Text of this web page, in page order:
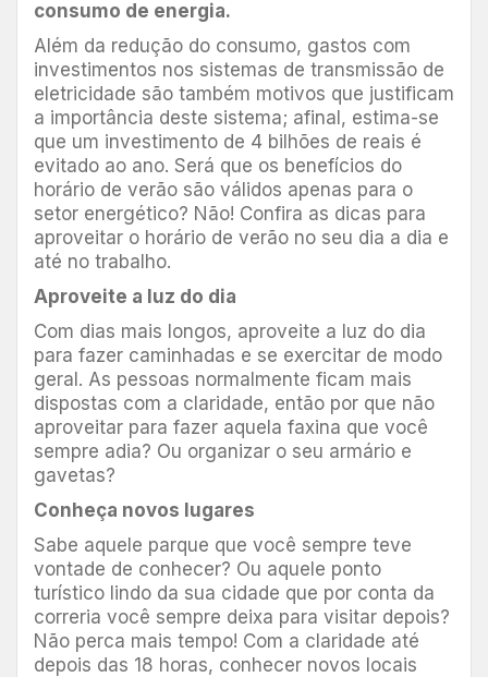
consumo de energia.
Além da redução do consumo, gastos com
investimentos nos sistemas de transmissão de
eletricidade são também motivos que justificam
a importância deste sistema; afinal, estima-se
que um investimento de 4 bilhões de reais é
evitado ao ano. Será que os benefícios do
horário de verão são válidos apenas para o
setor energético? Não! Confira as dicas para
aproveitar o horário de verão no seu dia a dia e
até no trabalho.
Aproveite a luz do dia
Com dias mais longos, aproveite a luz do dia
para fazer caminhadas e se exercitar de modo
geral. As pessoas normalmente ficam mais
dispostas com a claridade, então por que não
aproveitar para fazer aquela faxina que você
sempre adia? Ou organizar o seu armário e
gavetas?
Conheça novos lugares
Sabe aquele parque que você sempre teve
vontade de conhecer? Ou aquele ponto
turístico lindo da sua cidade que por conta da
correria você sempre deixa para visitar depois?
Não perca mais tempo! Com a claridade até
depois das 18 horas, conhecer novos locais